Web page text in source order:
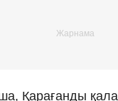
Қарағанды